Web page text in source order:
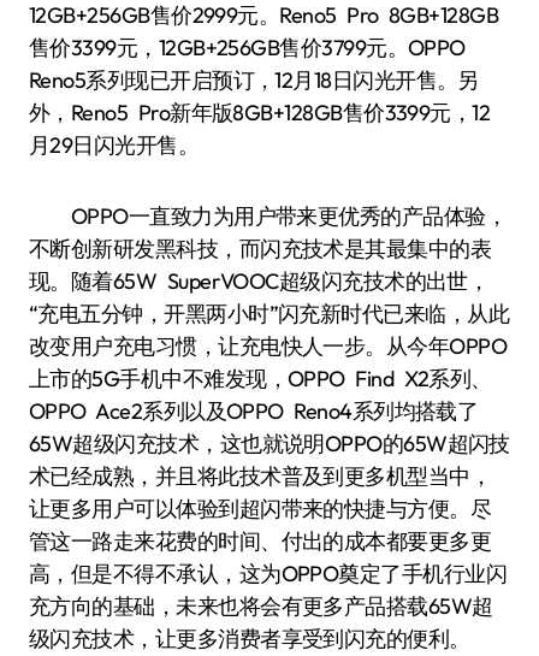
12GB+256GB售价2999元。Reno5 Pro 8GB+128GB
售价3399元，12GB+256GB售价3799元。OPPO
Reno5系列现已开启预订，12月18日闪光开售。另
外，Reno5 Pro新年版8GB+128GB售价3399元，12
月29日闪光开售。
OPPO一直致力为用户带来更优秀的产品体验，
不断创新研发黑科技，而闪充技术是其最集中的表
现。随着65W SuperVOOC超级闪充技术的出世，
“充电五分钟，开黑两小时”闪充新时代已来临，从此
改变用户充电习惯，让充电快人一步。从今年OPPO
上市的5G手机中不难发现，OPPO Find X2系列、
OPPO Ace2系列以及OPPO Reno4系列均搭载了
65W超级闪充技术，这也就说明OPPO的65W超闪技
术已经成熟，并且将此技术普及到更多机型当中，
让更多用户可以体验到超闪带来的快捷与方便。尽
管这一路走来花费的时间、付出的成本都要更多更
高，但是不得不承认，这为OPPO奠定了手机行业闪
充方向的基础，未来也将会有更多产品搭载65W超
级闪充技术，让更多消费者享受到闪充的便利。